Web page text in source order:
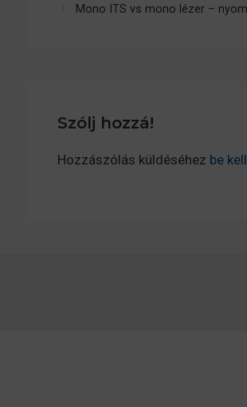
Mono ITS vs mono lézer –
Szólj hozzá!
Hozzászólás küldéséhez be